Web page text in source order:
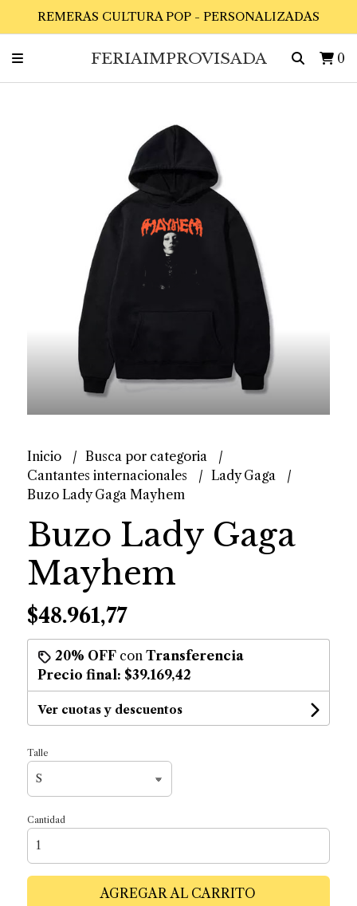
REMERAS CULTURA POP - PERSONALIZADAS
FERIAIMPROVISADA 0
Inicio
Busca por categoria
Cantantes internacionales
Lady Gaga
Buzo Lady Gaga Mayhem
Buzo Lady Gaga
Mayhem
$48.961,77
20% OFFcon Transferencia
Precio final: $39.169,42
Ver cuotas y descuentos
Talle
Cantidad
AGREGAR AL CARRITO